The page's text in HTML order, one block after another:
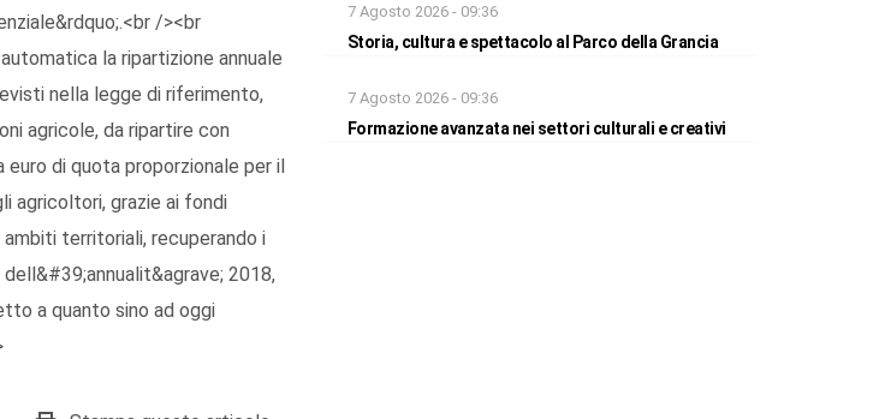
/><br
la ripartizione annuale
nella legge di riferimento,
agricole, da ripartire con
euro di quota proporzionale per il
agricoltori, grazie ai fondi
territoriali, recuperando i
2018,
a quanto sino ad oggi
7 Agosto 2026 - 09:36
Storia, cultura e spettacolo al Parco della Grancia
7 Agosto 2026 - 09:36
Formazione avanzata nei settori culturali e creativi